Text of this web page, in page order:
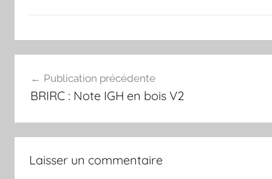
de
Publication précédente
BRIRC : Note IGH en bois V2
Laisser un commentaire